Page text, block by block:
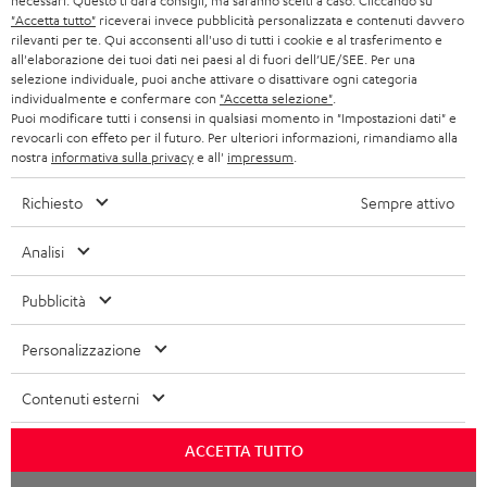
rSET STEREO
ALTOPARLANTE
ULTIMA
CUFFIE IN-EAR
FANSHOP
NOVITÁ
NEGOZI
VANTAGGI TEUFEL
LA NOSTRA STORIA
MANAGEMENT
BELGIO
FRANCIA
POLONIA
ITALIA
ALTRI PAESI
Ci riserviamo il diritto di apportare modifiche relative a specifiche tecniche,
errori di battitura e omissioni. Gli accessori mostrati nelle nostre foto non sono
inclusi nella consegna. Eventuali costi di smaltimento delle batterie sono inclusi
Impressum Termini e condizioni generali
"Accetta tutto" riceverai invece pubblicità personalizzata e contenuti davvero
rilevanti per te. Qui acconsenti all'uso di tutti i cookie e al trasferimento e
all'elaborazione dei tuoi dati nei paesi al di fuori dell’UE/SEE. Per una
selezione individuale, puoi anche attivare o disattivare ogni categoria
individualmente e confermare con "Accetta selezione"
Puoi modificare tutti i consensi in qualsiasi momento in "Impostazioni dati" e
revocarli con effeto per il futuro. Per ulteriori informazioni, rimandiamo alla
nostra informativa sulla privacye all' impressum
Richiesto Sempre attivo
Analisi
Pubblicità
Personalizzazione
Contenuti esterni
ACCETTA TUTTO